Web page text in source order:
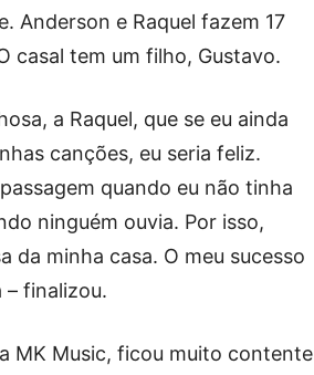
Anderson e Raquel fazem 17
casal tem um filho, Gustavo.
a Raquel, que se eu ainda
canções, eu seria feliz.
quando eu não tinha
ninguém ouvia. Por isso,
da minha casa. O meu sucesso
finalizou.
MK Music, ficou muito contente